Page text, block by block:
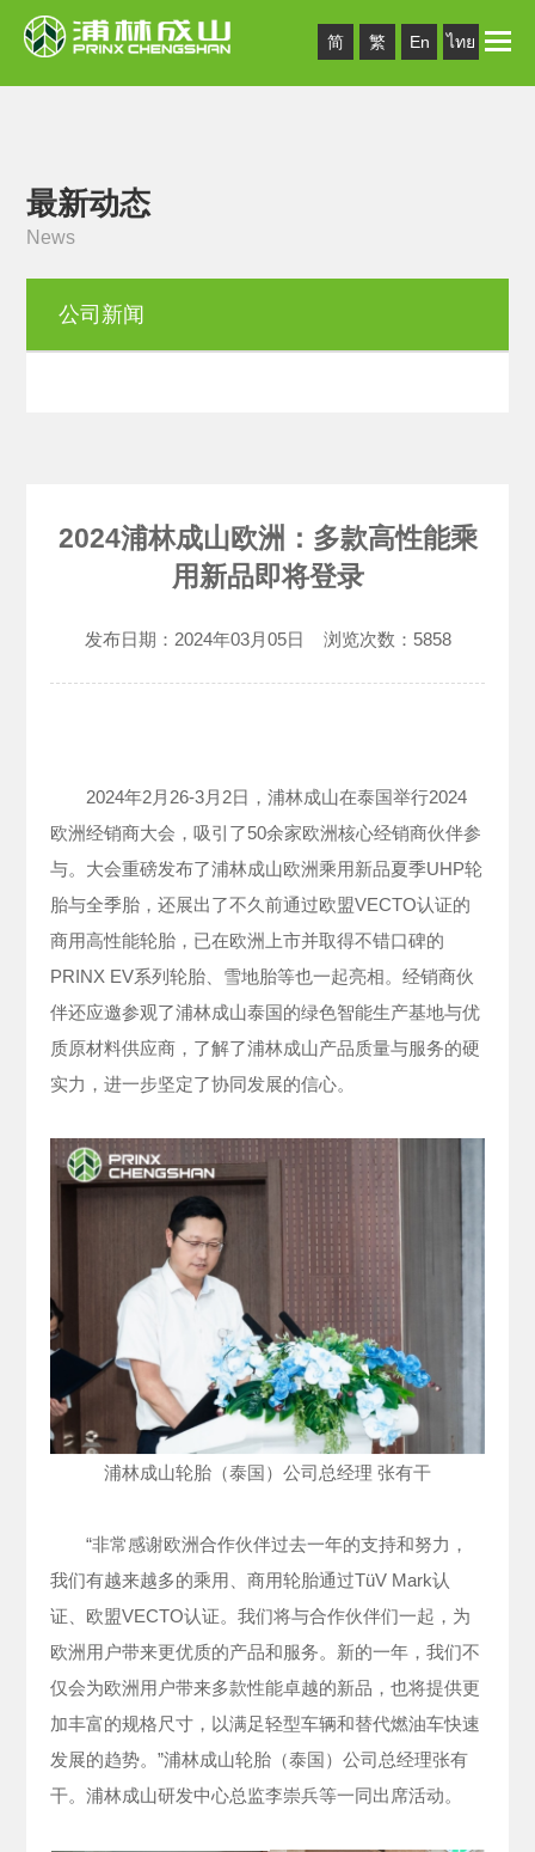
简 繁 En ไทย Toggle
最新动态
News
公司新闻
2024浦林成山欧洲：多款高性能乘
用新品即将登录
发布日期： 2024年03月05日 浏览次数： 5858
2024年2月26-3月2日，浦林成山在泰国举行2024
欧洲经销商大会，吸引了50余家欧洲核心经销商伙伴参
与。大会重磅发布了浦林成山欧洲乘用新品夏季UHP轮
胎与全季胎，还展出了不久前通过欧盟VECTO认证的
商用高性能轮胎，已在欧洲上市并取得不错口碑的
PRINX EV系列轮胎、雪地胎等也一起亮相。经销商伙
伴还应邀参观了浦林成山泰国的绿色智能生产基地与优
质原材料供应商，了解了浦林成山产品质量与服务的硬
实力，进一步坚定了协同发展的信心。
浦林成山轮胎（泰国）公司总经理 张有干
“非常感谢欧洲合作伙伴过去一年的支持和努力，
我们有越来越多的乘用、商用轮胎通过TüV Mark认
证、欧盟VECTO认证。我们将与合作伙伴们一起，为
欧洲用户带来更优质的产品和服务。新的一年，我们不
仅会为欧洲用户带来多款性能卓越的新品，也将提供更
加丰富的规格尺寸，以满足轻型车辆和替代燃油车快速
发展的趋势。”浦林成山轮胎（泰国）公司总经理张有
干。浦林成山研发中心总监李崇兵等一同出席活动。